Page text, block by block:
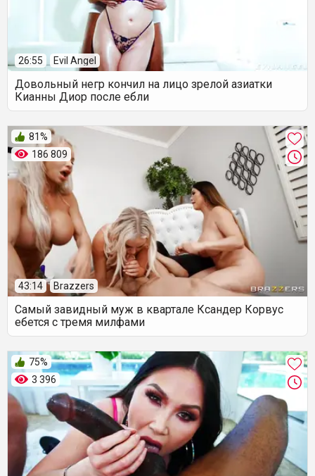
26:55 Evil Angel
Довольный негр кончил на лицо зрелой азиатки
Кианны Диор после ебли
186 809
81%
43:14 Brazzers
Самый завидный муж в квартале Ксандер Корвус
ебется с тремя милфами
3 396
75%